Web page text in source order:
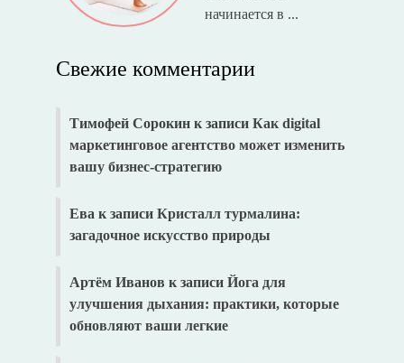
начинается в ...
Свежие комментарии
Тимофей Сорокинк записи Как digital
маркетинговое агентство может изменить
вашу бизнес-стратегию
Ева к записи Кристалл турмалина:
загадочное искусство природы
Артём Иванов к записи Йога для
улучшения дыхания: практики, которые
обновляют ваши легкие